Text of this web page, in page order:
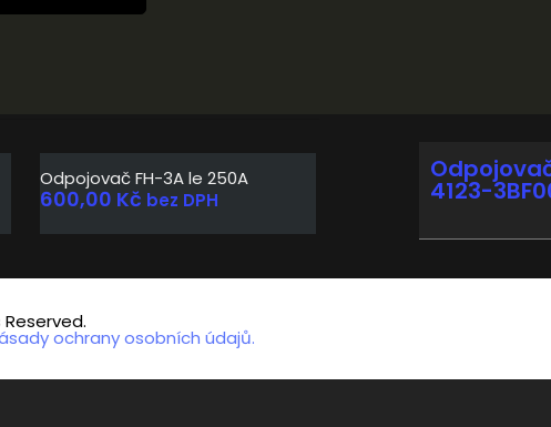
Odpojovač FH-3A le 250A
600,00 Kč bez DPH 4123-
ochrany osobních údajů.